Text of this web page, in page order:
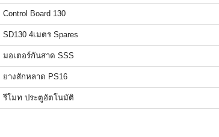
Control Board 130
SD130 4เมตร Spares
มอเตอร์กันสาด SSS
ยางสักหลาด PS16
รีโมท ประตูอัตโนมัติ